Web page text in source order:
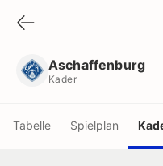
Aschaffenburg
Kader
Tabelle Spielplan